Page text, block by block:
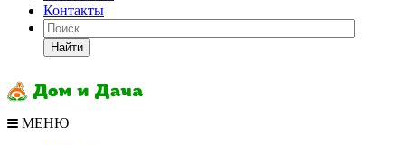
Контакты
Найти
МЕНЮ